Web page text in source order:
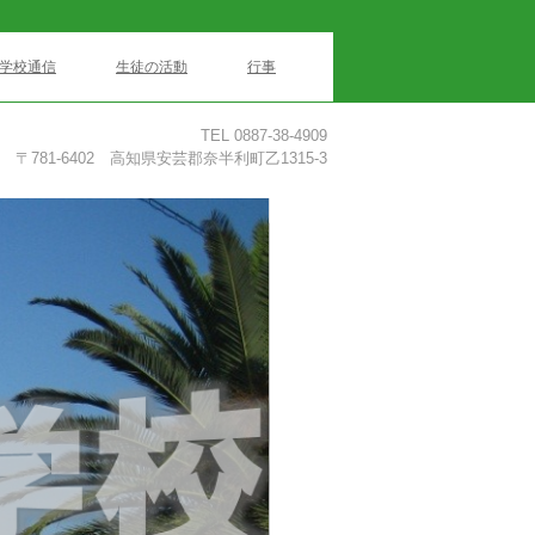
学校通信 生徒の活動 行事
TEL 0887-38-4909
〒781-6402 高知県安芸郡奈半利町乙1315-3